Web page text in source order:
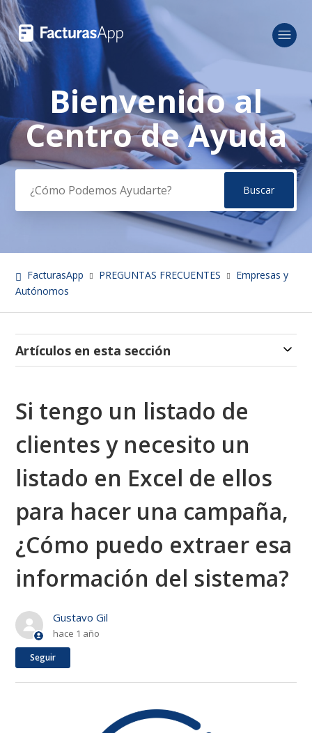
Búsqueda
Bienvenido al
Centro de Ayuda
FacturasApp PREGUNTAS FRECUENTES
Empresas y
Autónomos
Artículos en esta sección
Si tengo un listado de
clientes y necesito un
listado en Excel de ellos
para hacer una campaña,
¿Cómo puedo extraer esa
información del sistema?
Gustavo Gil
hace 1 año
Seguir